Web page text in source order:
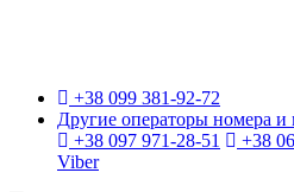
+38 099 381-92-72
Другие операторы номера
+38 097 971-28-51
+38
Viber